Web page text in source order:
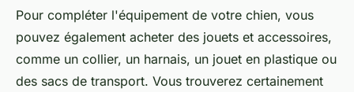
Pour compléter l'équipement de votre chien, vous
pouvez également acheter des jouets et accessoires,
comme un collier, un harnais, un jouet en plastique ou
des sacs de transport. Vous trouverez certainement